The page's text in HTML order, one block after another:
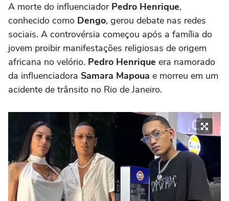
A morte do influenciador Pedro Henrique,
conhecido como Dengo, gerou debate nas redes
sociais. A controvérsia começou após a família do
jovem proibir manifestações religiosas de origem
africana no velório. Pedro Henrique era namorado
da influenciadora Samara Mapoua e morreu em um
acidente de trânsito no Rio de Janeiro.